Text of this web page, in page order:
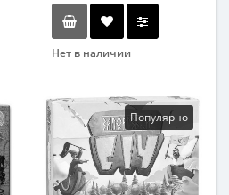
Нет в наличии
Вид
Интеллектуальные игры
Возрастная группа
От 4 лет
Популярно